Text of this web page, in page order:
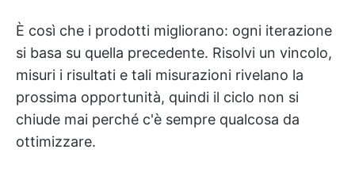
È così che i prodotti migliorano: ogni iterazione
si basa su quella precedente. Risolvi un vincolo,
misuri i risultati e tali misurazioni rivelano la
prossima opportunità, quindi il ciclo non si
chiude mai perché c'è sempre qualcosa da
ottimizzare.